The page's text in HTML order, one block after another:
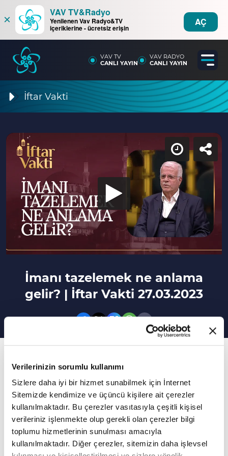
Verilerinizin sorumlu kullanımı
Sizlere daha iyi bir hizmet sunabilmek için İnternet
Sitemizde kendimize ve üçüncü kişilere ait çerezler
kullanılmaktadır. Bu çerezler vasıtasıyla çeşitli kişisel
verileriniz işlenmekte olup gerekli olan çerezler bilgi
toplumu hizmetlerinin sunulması amacıyla
kullanılmaktadır. Diğer çerezler, sitemizin daha işlevsel
×
VAV TV&Radyo
Yenilenen Vav Radyo&TV
içeriklerine - ücretsiz erişin
AÇ
VAV TV
CANLI YAYIN
VAV RADYO
CANLI YAYIN
İftar Vakti
İmanı tazelemek ne anlama
gelir? | İftar Vakti 27.03.2023
Dinimiz inanç konusunda neyi öğütlüyor?
İftar Vakti Ramazan ayı boyunca her gün
18.00'da VAV TV ve VAV TV Youtube kanalında
sizlerle... Tahir İnan'ın moderatörlüğünde İftar
Vakti programının 5. bölümüne Prof. Dr. Yusuf